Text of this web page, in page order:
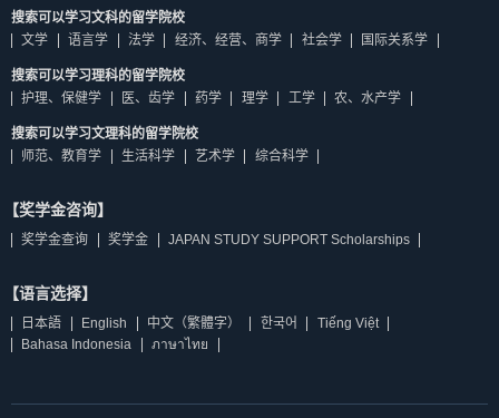
搜索可以学习文科的留学院校
文学
语言学 法学 经济、经营、商学 社会学 国际关系学
搜索可以学习理科的留学院校
护理、保健学
医、齿学 药学 理学 工学 农、水产学
搜索可以学习文理科的留学院校
师范、教育学
生活科学 艺术学 综合科学
【奖学金咨询】
奖学金查询 奖学金 JAPAN STUDY SUPPORT Scholarships
【语言选择】
日本語 English 中文（繁體字） 한국어
Tiếng Việt
Bahasa Indonesia
ภาษาไทย